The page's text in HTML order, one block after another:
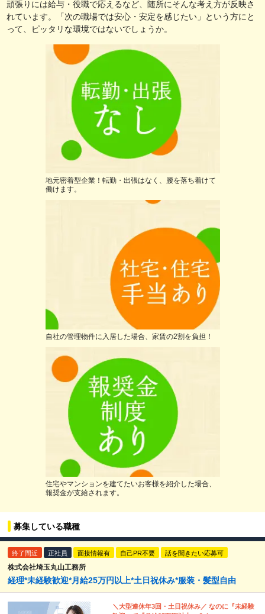
頑張りには給与・役職で応えるなど、随所にそんな考え方が反映さ
れています。「次の職場では安心・安定を感じたい」という方にと
って、ピッタリな環境ではないでしょうか。
地元密着型企業！転勤・出張はなく、腰を落ち着けて
働けます。
自社の管理物件に入居した場合、家賃の2割を負担！
住宅やマンションを建てたいお客様を紹介した場合、
報奨金が支給されます。
募集している職種
終了間近 正社員 面接情報有 自己PR不要 話を聞きたい応募可
株式会社埼玉丸山工務所
経理*未経験歓迎*月給25万円以上*土日祝休み*服装・髪型自由
＼大型連休年3回・土日祝休み／ なのに『未経験